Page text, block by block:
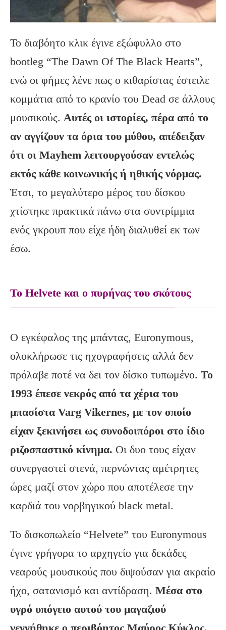
Το διαβόητο κλικ έγινε εξώφυλλο στο
bootleg “The Dawn Of The Black Hearts”,
ενώ οι φήμες λένε πως ο κιθαρίστας έστειλε
κομμάτια από το κρανίο του Dead σε άλλους
μουσικούς. Αυτές οι ιστορίες, πέρα από το
αν αγγίζουν τα όρια του μύθου, απέδειξαν
ότι οι Mayhem λειτουργούσαν εντελώς
εκτός κάθε κοινωνικής ή ηθικής νόρμας.
Έτσι, το μεγαλύτερο μέρος του δίσκου
χτίστηκε πρακτικά πάνω στα συντρίμμια
ενός γκρουπ που είχε ήδη διαλυθεί εκ των
έσω.
Το Helvete και ο πυρήνας του σκότους
Ο εγκέφαλος της μπάντας, Euronymous,
ολοκλήρωσε τις ηχογραφήσεις αλλά δεν
πρόλαβε ποτέ να δει τον δίσκο τυπωμένο. Το
1993 έπεσε νεκρός από τα χέρια του
μπασίστα Varg Vikernes, με τον οποίο
είχαν ξεκινήσει ως συνοδοιπόροι στο ίδιο
ριζοσπαστικό κίνημα. Οι δυο τους είχαν
συνεργαστεί στενά, περνώντας αμέτρητες
ώρες μαζί στον χώρο που αποτέλεσε την
καρδιά του νορβηγικού black metal.
Το δισκοπωλείο “Helvete” του Euronymous
έγινε γρήγορα το αρχηγείο για δεκάδες
νεαρούς μουσικούς που διψούσαν για ακραίο
ήχο, σατανισμό και αντίδραση. Μέσα στο
υγρό υπόγειο αυτού του μαγαζιού